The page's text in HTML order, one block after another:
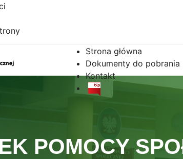
Strona główna
Dokumenty do pobrania
Kontakt
POMOCY